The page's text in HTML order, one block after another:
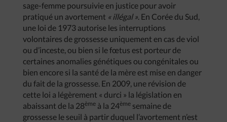
sage-femme poursuivie en justice pour avoir
pratiqué un avortement « illégal ». En Corée du Sud,
une loi de 1973 autorise les interruptions
volontaires de grossesse uniquement en cas de viol
ou d’inceste, ou bien si le fœtus est porteur de
certaines anomalies génétiques ou congénitales ou
bien encore si la santé de la mère est mise en danger
du fait de la grossesse. En 2009, une révision de
cette loi a légèrement « durci » la législation en
abaissant de la 28ème à la 24ème semaine de
grossesse le seuil à partir duquel l’avortement n’est